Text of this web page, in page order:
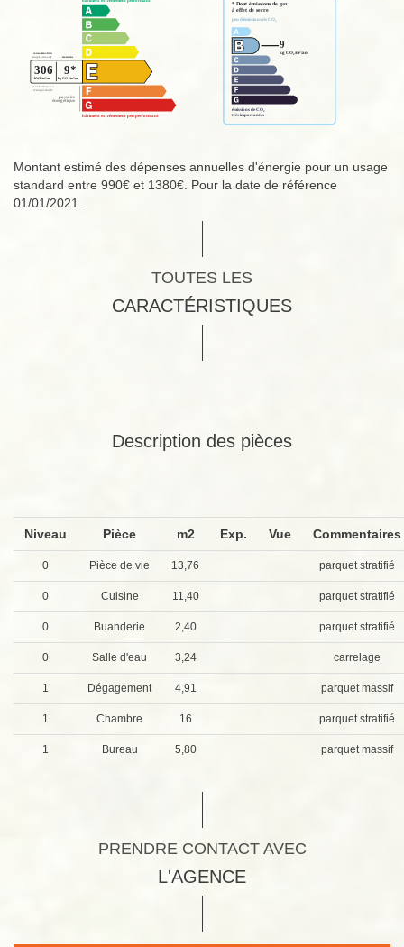
Montant estimé des dépenses annuelles d'énergie pour un usage
standard entre 990€ et 1380€. Pour la date de référence
01/01/2021.
TOUTES LES
CARACTÉRISTIQUES
Description des pièces
Niveau Pièce m2 Exp. Vue Commentaires
0 Pièce de vie 13,76 parquet stratifié
0 Cuisine 11,40 parquet stratifié
0 Buanderie 2,40 parquet stratifié
0 Salle d'eau 3,24 carrelage
1 Dégagement 4,91 parquet massif
1 Chambre 16 parquet stratifié
1 Bureau 5,80 parquet massif
PRENDRE CONTACT AVEC
L'AGENCE